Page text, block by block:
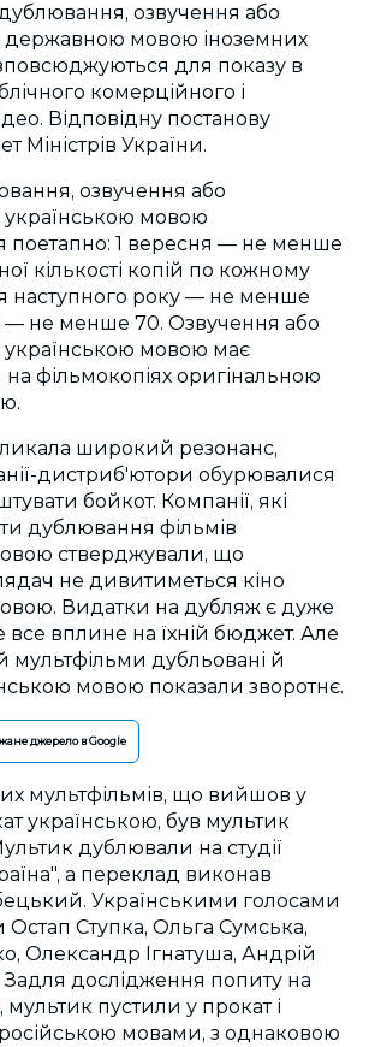
озвучення або
державною мовою іноземних
для показу в
комерційного і
Відповідну постанову
Міністрів України.
озвучення або
українською мовою
поетапно: 1 вересня — не менше
кількості копій по кожному
наступного року — не менше
— не менше 70. Озвучення або
українською мовою має
фільмокопіях оригінальною
широкий резонанс,
дистриб'ютори обурювалися
бойкот. Компанії, які
дублювання фільмів
стверджували, що
не дивитиметься кіно
Видатки на дубляж є дуже
все вплине на їхній бюджет. Але
мультфільми дубльовані й
мовою показали зворотнє.
джерело в Google
мультфільмів, що вийшов у
українською, був мультик
дублювали на студії
а переклад виконав
Українськими голосами
Остап Ступка, Ольга Сумська,
Олександр Ігнатуша, Андрій
Задля дослідження попиту на
пустили у прокат і
російською мовами, з однаковою